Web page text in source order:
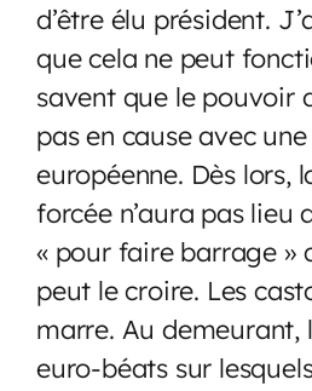
d’être élu président.
que cela ne peut
savent que le pouvoir
pas en cause avec
européenne. Dès lors,
forcée n’aura pas lieu
« pour faire barrage »
peut le croire. Les
marre. Au demeurant,
euro-béats sur